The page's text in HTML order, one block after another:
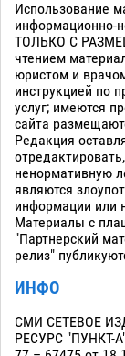
Использование
информационно-
ТОЛЬКО С
чтением
юристом и
инструкцией по
услуг; имеются
сайта
Редакция
ненормативную
являются
информации или
Материалы с
"Партнерский
релиз"
ИНФО
СМИ СЕТЕВОЕ
РЕСУРС "ПУНКТ-